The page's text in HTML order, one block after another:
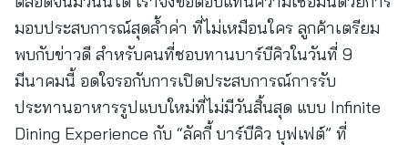
มอบประสบการณ์สุดล้ำค่า ที่ไม่เหมือนใคร ลูกค้าเตรียม
พบกับข่าวดี สำหรับคนที่ชอบทานบาร์บีคิวในวันที่ 9
มีนาคมนี้ อดใจรอกับการเปิดประสบการณ์การรับ
ประทานอาหารรูปแบบใหม่ที่ไม่มีวันสิ้นสุด แบบ Infinite
Dining Experience กับ “ลัคกี้ บาร์บีคิว บุฟเฟต์” ที่